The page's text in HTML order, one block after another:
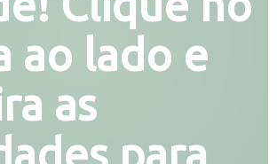
ao lado e
as
para